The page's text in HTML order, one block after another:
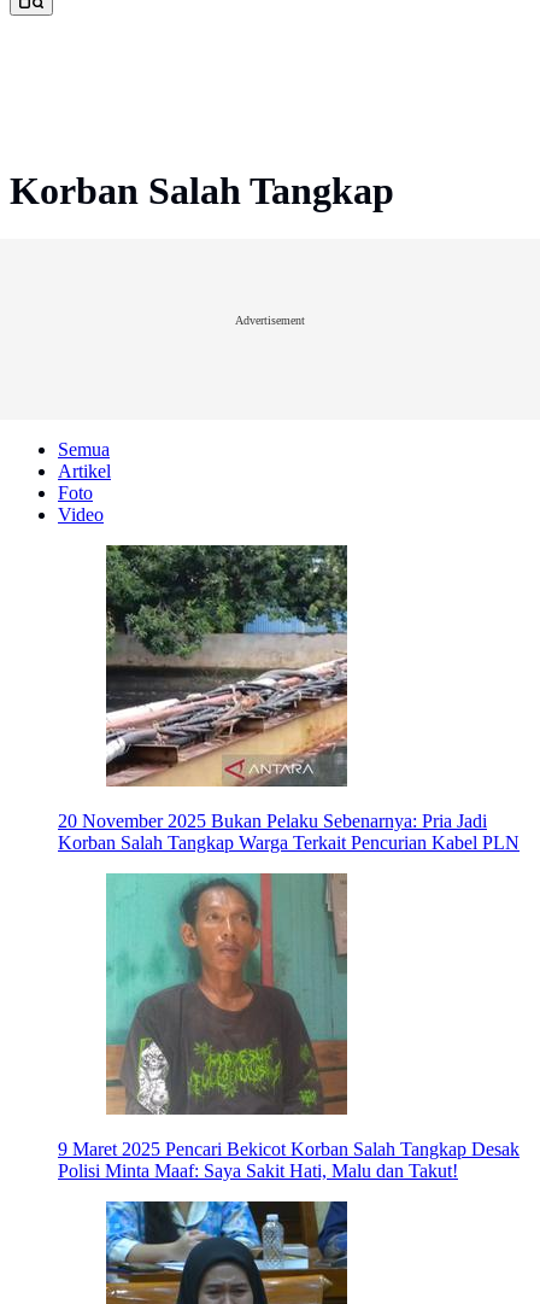
Korban Salah Tangkap
Advertisement
Semua
Artikel
Foto
Video
20 November 2025 Bukan Pelaku Sebenarnya: Pria Jadi
Korban Salah Tangkap Warga Terkait Pencurian Kabel PLN
9 Maret 2025 Pencari Bekicot Korban Salah Tangkap Desak
Polisi Minta Maaf: Saya Sakit Hati, Malu dan Takut!